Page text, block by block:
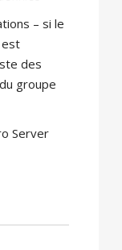
– si le
est
des
du groupe
Server